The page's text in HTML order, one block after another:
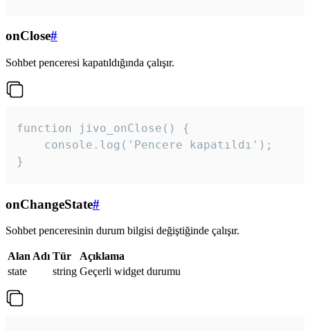
onClose#
Sohbet penceresi kapatıldığında çalışır.
function jivo_onClose() {
    console.log('Pencere kapatıldı');
}
onChangeState#
Sohbet penceresinin durum bilgisi değiştiğinde çalışır.
Alan Adı Tür
Açıklama
state
string Geçerli widget durumu